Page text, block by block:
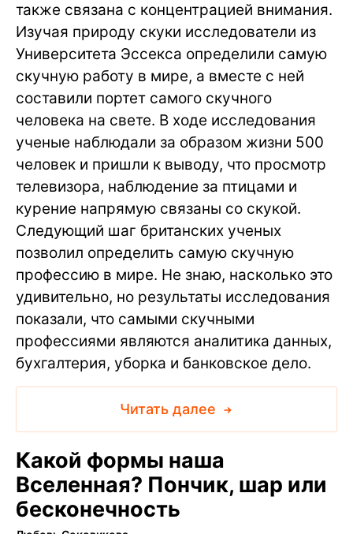
также связана с концентрацией внимания.
Изучая природу скуки исследователи из
Университета Эссекса определили самую
скучную работу в мире, а вместе с ней
составили портет самого скучного
человека на свете. В ходе исследования
ученые наблюдали за образом жизни 500
человек и пришли к выводу, что просмотр
телевизора, наблюдение за птицами и
курение напрямую связаны со скукой.
Следующий шаг британских ученых
позволил определить самую скучную
профессию в мире. Не знаю, насколько это
удивительно, но результаты исследования
показали, что самыми скучными
профессиями являются аналитика данных,
бухгалтерия, уборка и банковское дело.
Читать далее
Какой формы наша
Вселенная? Пончик, шар или
бесконечность